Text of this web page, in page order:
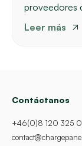
proveedores
Leer más
Contáctanos
+46(0)8 120 325